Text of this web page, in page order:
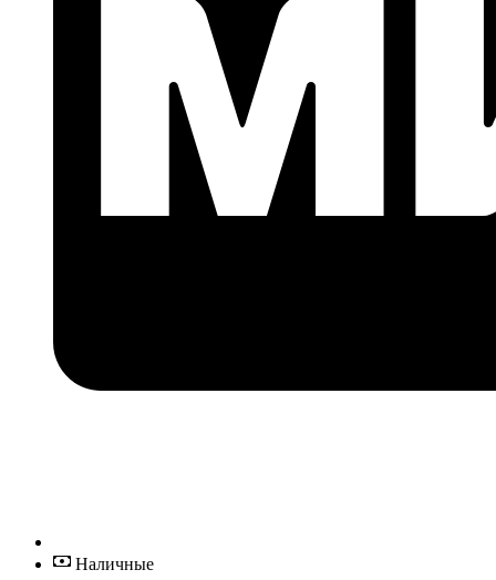
Наличные